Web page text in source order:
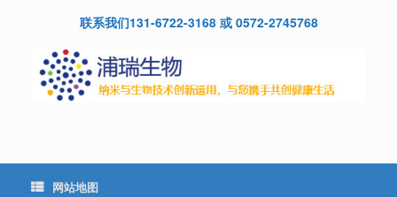
联系我们131-6722-3168 或 0572-2745768
网站地图